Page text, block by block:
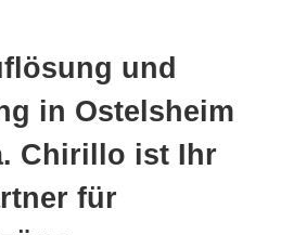
und
in Ostelsheim
Chirillo ist Ihr
für